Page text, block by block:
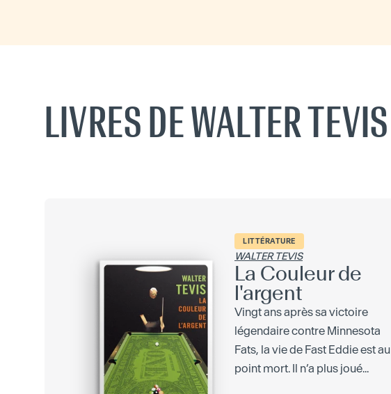
LIVRES DE WALTER TEVIS
LITTÉRATURE
WALTER TEVIS
La Couleur de
l'argent
Vingt ans après sa victoire
légendaire contre Minnesota
Fats, la vie de Fast Eddie est au
point mort. Il n’a plus joué...